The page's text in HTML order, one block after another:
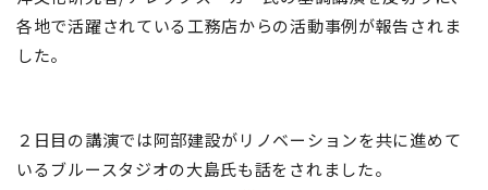
各地で活躍されている工務店からの活動事例が報告されま
した。
２日目の講演では阿部建設がリノベーションを共に進めて
いるブルースタジオの大島氏も話をされました。